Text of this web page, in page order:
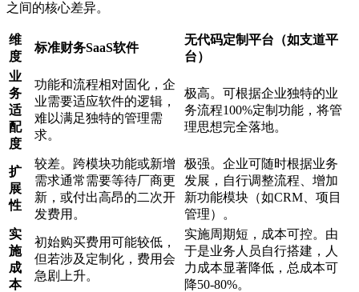
之间的核心差异。
维
度
标准财务SaaS软件
无代码定制平台（如支道平
台）
业
务
适
配
度
功能和流程相对固化，企
业需要适应软件的逻辑，
难以满足独特的管理需
求。
极高。可根据企业独特的业
务流程100%定制功能，将管
理思想完全落地。
扩
展
性
较差。跨模块功能或新增
需求通常需要等待厂商更
新，或付出高昂的二次开
发费用。
极强。企业可随时根据业务
发展，自行调整流程、增加
新功能模块（如CRM、项目
管理）。
实
施
成
本
初始购买费用可能较低，
但若涉及定制化，费用会
急剧上升。
实施周期短，成本可控。由
于是业务人员自行搭建，人
力成本显著降低，总成本可
降50-80%。